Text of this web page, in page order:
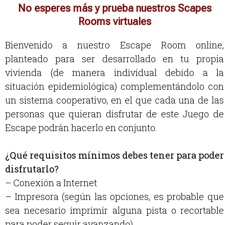
No esperes más y prueba nuestros Scapes
Rooms virtuales
Bienvenido a nuestro Escape Room online,
planteado para ser desarrollado en tu propia
vivienda (de manera individual debido a la
situación epidemiológica) complementándolo con
un sistema cooperativo, en el que cada una de las
personas que quieran disfrutar de este Juego de
Escape podrán hacerlo en conjunto.
¿Qué requisitos mínimos debes tener para poder
disfrutarlo?
– Conexión a Internet
– Impresora (según las opciones, es probable que
sea necesario imprimir alguna pista o recortable